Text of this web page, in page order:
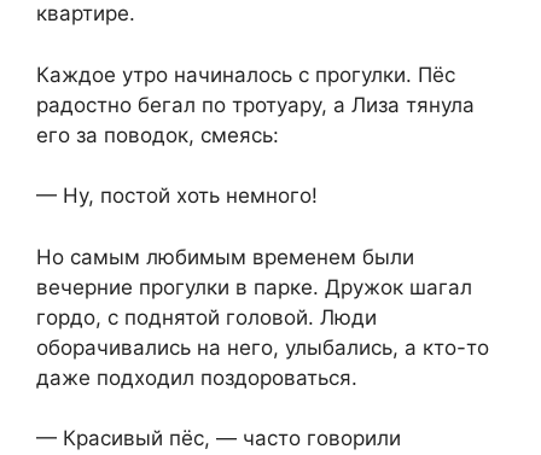
квартире.
Каждое утро начиналось с прогулки. Пёс
радостно бегал по тротуару, а Лиза тянула
его за поводок, смеясь:
— Ну, постой хоть немного!
Но самым любимым временем были
вечерние прогулки в парке. Дружок шагал
гордо, с поднятой головой. Люди
оборачивались на него, улыбались, а кто-то
даже подходил поздороваться.
— Красивый пёс, — часто говорили